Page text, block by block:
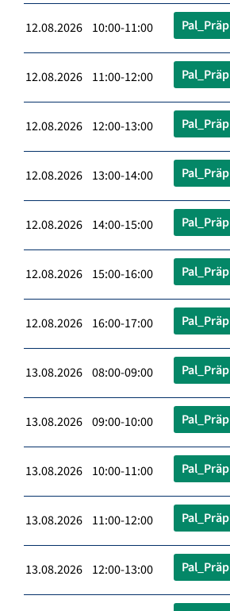
12.08.2026 10:00-11:00 Pal_Präp
12.08.2026 11:00-12:00 Pal_Präp
12.08.2026 12:00-13:00 Pal_Präp
12.08.2026 13:00-14:00 Pal_Präp
12.08.2026 14:00-15:00 Pal_Präp
12.08.2026 15:00-16:00 Pal_Präp
12.08.2026 16:00-17:00 Pal_Präp
13.08.2026 08:00-09:00 Pal_Präp
13.08.2026 09:00-10:00 Pal_Präp
13.08.2026 10:00-11:00 Pal_Präp
13.08.2026 11:00-12:00 Pal_Präp
13.08.2026 12:00-13:00 Pal_Präp